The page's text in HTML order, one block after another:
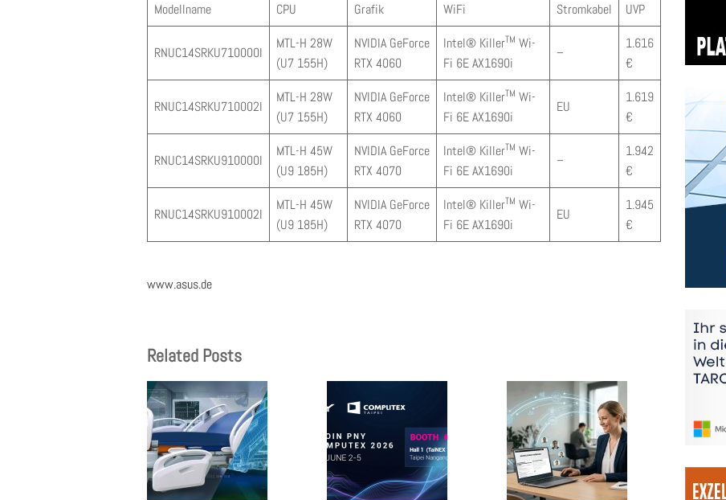
Modellname CPU Grafik WiFi Stromkabel UVP
RNUC14SRKU710000I
MTL-H 28W
(U7 155H)
NVIDIA GeForce
RTX 4060
Intel® KillerTM Wi-
Fi 6E AX1690i
–
1.616
€
RNUC14SRKU710002I
MTL-H 28W
(U7 155H)
NVIDIA GeForce
RTX 4060
Intel® KillerTM Wi-
Fi 6E AX1690i
EU
1.619
€
RNUC14SRKU910000I
MTL-H 45W
(U9 185H)
NVIDIA GeForce
RTX 4070
Intel® KillerTM Wi-
Fi 6E AX1690i
–
1.942
€
RNUC14SRKU910002I
MTL-H 45W
(U9 185H)
NVIDIA GeForce
RTX 4070
Intel® KillerTM Wi-
Fi 6E AX1690i
EU
1.945
€
www.asus.de
Related Posts